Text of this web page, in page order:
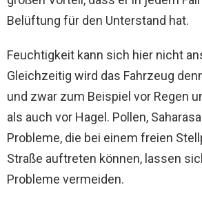
Belüftung für den Unterstand hat.
Feuchtigkeit kann sich hier nicht
Gleichzeitig wird das Fahrzeug
und zwar zum Beispiel vor Regen
als auch vor Hagel. Pollen,
Probleme, die bei einem freien
Straße auftreten können, lassen
Probleme vermeiden.